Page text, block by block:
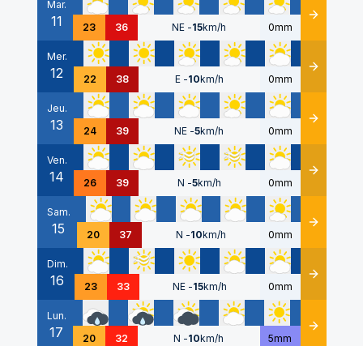
Mar.
11 23 36 NE -15km/h 0mm Détails
Mer.
12 22 38 E -10km/h 0mm Détails
Jeu.
13 24 39 NE -5km/h 0mm Détails
Ven.
14 26 39 N -5km/h 0mm Détails
Sam.
15 20 37 N -10km/h 0mm Détails
Dim.
16 23 33 NE -15km/h 0mm Détails
Lun.
17 20 32 N -10km/h 5mm Détails